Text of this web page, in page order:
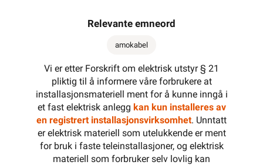
Relevante emneord
amokabel
Vi er etter Forskrift om elektrisk utstyr § 21
pliktig til å informere våre forbrukere at
installasjonsmateriell ment for å kunne inngå i
et fast elektrisk anlegg kan kun installeres av
en registrert installasjonsvirksomhet. Unntatt
er elektrisk materiell som utelukkende er ment
for bruk i faste teleinstallasjoner, og elektrisk
materiell som forbruker selv lovlig kan